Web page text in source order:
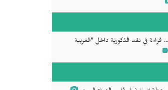
قراءة في نقد الذكورية داخل "الغريبة